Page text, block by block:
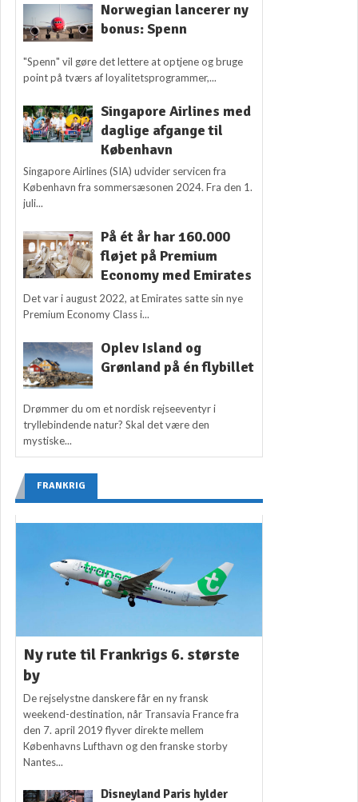
Norwegian lancerer ny
bonus: Spenn
"Spenn" vil gøre det lettere at optjene og bruge
point på tværs af loyalitetsprogrammer,...
Singapore Airlines med
daglige afgange til
København
Singapore Airlines (SIA) udvider servicen fra
København fra sommersæsonen 2024. Fra den 1.
juli...
På ét år har 160.000
fløjet på Premium
Economy med Emirates
Det var i august 2022, at Emirates satte sin nye
Premium Economy Class i...
Oplev Island og
Grønland på én flybillet
Drømmer du om et nordisk rejseeventyr i
tryllebindende natur? Skal det være den
mystiske...
FRANKRIG
Ny rute til Frankrigs 6. største
by
De rejselystne danskere får en ny fransk
weekend-destination, når Transavia France fra
den 7. april 2019 flyver direkte mellem
Københavns Lufthavn og den franske storby
Nantes...
Disneyland Paris hylder